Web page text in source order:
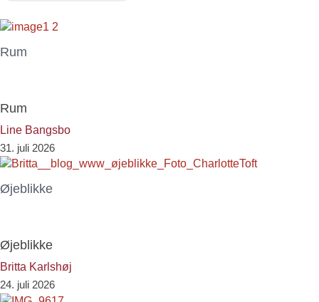
Rum
Rum
Line Bangsbo
31. juli 2026
Øjeblikke
Øjeblikke
Britta Karlshøj
24. juli 2026